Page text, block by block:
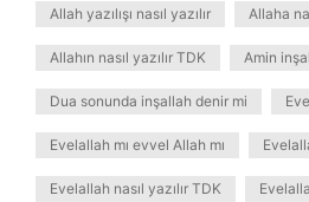
Allah yazılışı nasıl yazılır Allaha
Allahın nasıl yazılır TDK Amin
Dua sonunda inşallah denir mi
Evelallah mı evvel Allah mı
Evelallah nasıl yazılır TDK